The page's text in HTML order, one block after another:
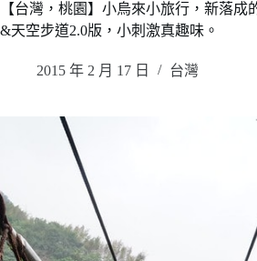
【台灣，桃園】小烏來小旅行，新落成
&天空步道2.0版，小刺激真趣味。
2015 年 2 月 17 日 台灣